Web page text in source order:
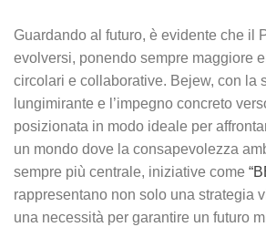
Guardando al futuro, è evidente che il
evolversi, ponendo sempre maggiore
circolari e collaborative. Bejew, con la
lungimirante e l’impegno concreto
posizionata in modo ideale per
un mondo dove la consapevolezza
sempre più centrale, iniziative come
rappresentano non solo una strategia
una necessità per garantire un futuro